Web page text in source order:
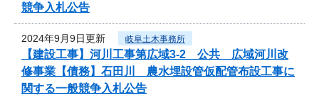
競争入札公告
2024年9月9日更新 岐阜土木事務所
【建設工事】河川工事第広域3-2 公共 広域河川改
修事業【債務】石田川 農水埋設管仮配管布設工事に
関する一般競争入札公告